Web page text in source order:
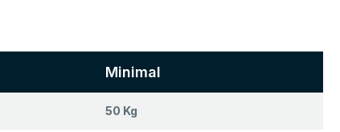
Minimal
50 Kg